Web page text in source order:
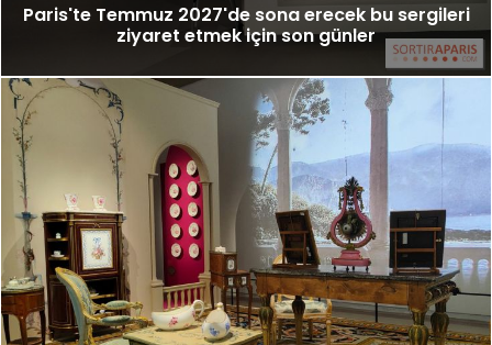
Paris'te Temmuz 2027'de sona erecek bu sergileri
ziyaret etmek için son günler